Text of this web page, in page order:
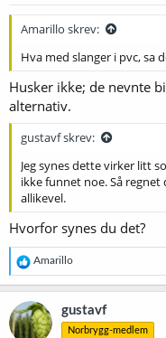
Amarillo skrev:
Hva med slanger i pvc, sa
Husker ikke; de nevnte
alternativ.
gustavf skrev:
Jeg synes dette virker litt
ikke funnet noe. Så
allikevel.
Hvorfor synes du det?
R
e
a
k
s
j
Amarillo
gustavf
Norbrygg-medlem